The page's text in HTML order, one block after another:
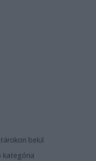
belül
kategória